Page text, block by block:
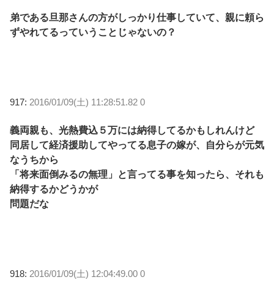
弟である旦那さんの方がしっかり仕事していて、親に頼ら
ずやれてるっていうことじゃないの？
917: 2016/01/09(土) 11:28:51.82 0
義両親も、光熱費込５万には納得してるかもしれんけど
同居して経済援助してやってる息子の嫁が、自分らが元気
なうちから
「将来面倒みるの無理」と言ってる事を知ったら、それも
納得するかどうかが
問題だな
918: 2016/01/09(土) 12:04:49.00 0